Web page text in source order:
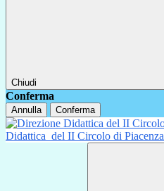
Chiudi
Conferma
Annulla Conferma
Didattica del II Circolo di Piacenza